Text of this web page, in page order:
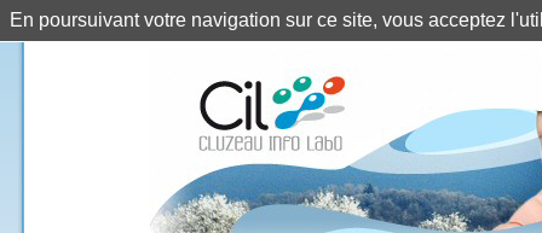
En poursuivant votre navigation sur ce site, vous acceptez